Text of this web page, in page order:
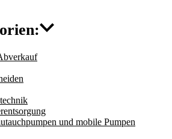
und mobile Pumpen